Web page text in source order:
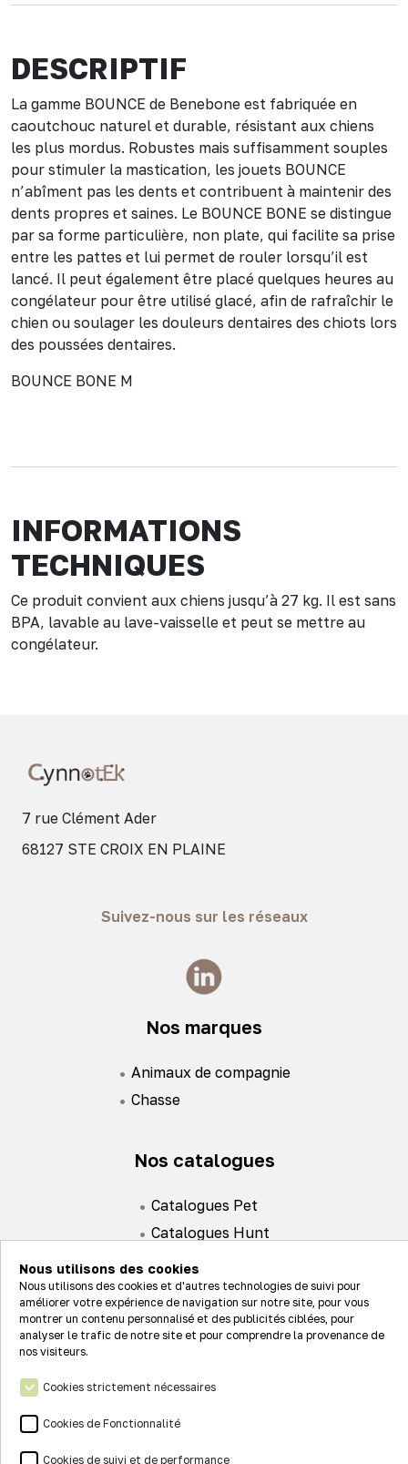
DESCRIPTIF
La gamme BOUNCE de Benebone est fabriquée en
caoutchouc naturel et durable, résistant aux chiens
les plus mordus. Robustes mais suffisamment souples
pour stimuler la mastication, les jouets BOUNCE
n’abîment pas les dents et contribuent à maintenir des
dents propres et saines. Le BOUNCE BONE se distingue
par sa forme particulière, non plate, qui facilite sa prise
entre les pattes et lui permet de rouler lorsqu’il est
lancé. Il peut également être placé quelques heures au
congélateur pour être utilisé glacé, afin de rafraîchir le
chien ou soulager les douleurs dentaires des chiots lors
des poussées dentaires.
BOUNCE BONE M
INFORMATIONS
TECHNIQUES
Ce produit convient aux chiens jusqu’à 27 kg. Il est sans
BPA, lavable au lave-vaisselle et peut se mettre au
congélateur.
7 rue Clément Ader
68127 STE CROIX EN PLAINE
Suivez-nous sur les réseaux
Nos marques
Animaux de compagnie
Chasse
Nos catalogues
Catalogues Pet
Catalogues Hunt
Actualités
Connexion
Nos réseaux
Nous utilisons des cookies
Nous utilisons des cookies et d'autres technologies de suivi pour
améliorer votre expérience de navigation sur notre site, pour vous
montrer un contenu personnalisé et des publicités ciblées, pour
analyser le trafic de notre site et pour comprendre la provenance de
nos visiteurs.
Cookies strictement nécessaires
Cookies de Fonctionnalité
Cookies de suivi et de performance